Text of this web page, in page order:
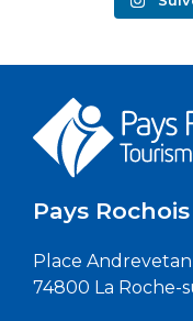
Pays
Place Andrevetan
74800 La Roche-